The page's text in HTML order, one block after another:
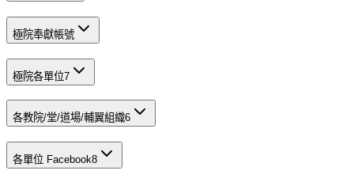
極院奉獻帳號
極院各單位7
各教院/堂/道場/輔翼組織6
各單位 Facebook8